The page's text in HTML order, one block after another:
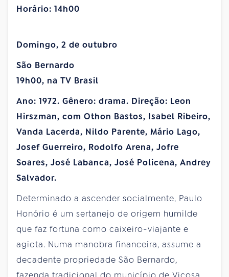
Horário: 14h00
Domingo, 2 de outubro
São Bernardo
19h00, na TV Brasil
Ano: 1972. Gênero: drama. Direção: Leon
Hirszman, com Othon Bastos, Isabel Ribeiro,
Vanda Lacerda, Nildo Parente, Mário Lago,
Josef Guerreiro, Rodolfo Arena, Jofre
Soares, José Labanca, José Policena, Andrey
Salvador.
Determinado a ascender socialmente, Paulo
Honório é um sertanejo de origem humilde
que faz fortuna como caixeiro-viajante e
agiota. Numa manobra financeira, assume a
decadente propriedade São Bernardo,